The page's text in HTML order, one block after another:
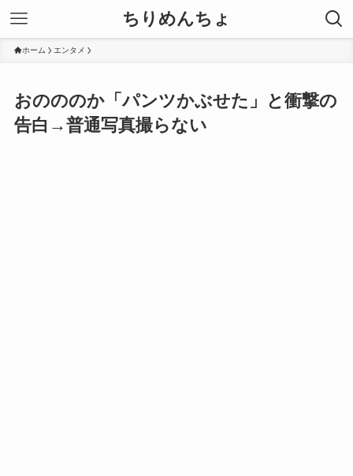
ちりめんちょ
ホーム エンタメ
おのののか「パンツかぶせた」と衝撃の
告白→普通写真撮らない